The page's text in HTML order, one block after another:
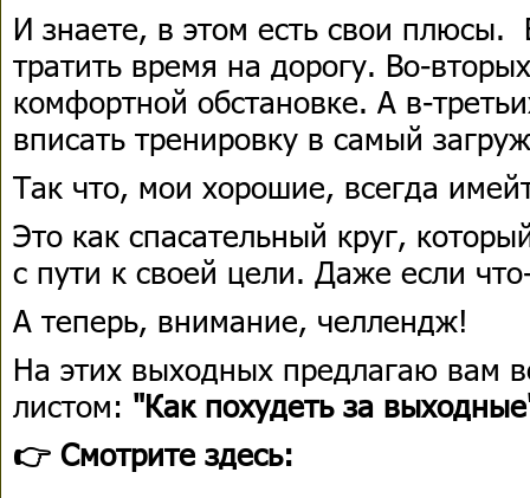
И знаете, в этом есть свои
тратить время на дорогу. Во-
комфортной обстановке. А в-
вписать тренировку в самый
Так что, мои хорошие, всегда
Это как спасательный круг,
с пути к своей цели. Даже если
А теперь, внимание, челлендж!
На этих выходных предлагаю вам
листом: "Как похудеть за
👉 Смотрите здесь: